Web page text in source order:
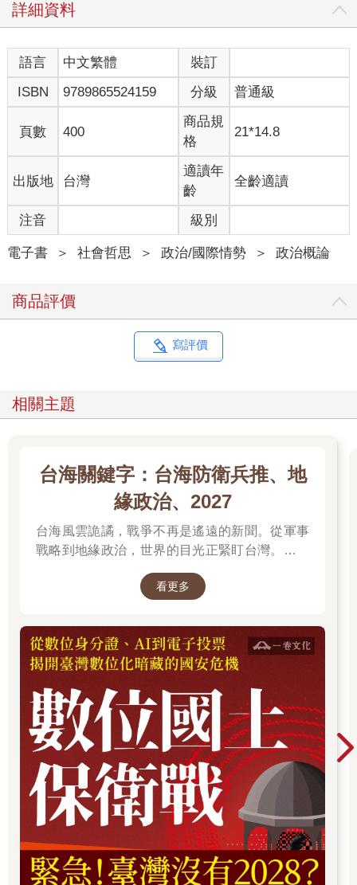
詳細資料
語言 中文繁體
裝訂
ISBN
9789865524159 分級 普通級
頁數 400
商品規
格
21*14.8
出版地 台灣
適讀年
齡
全齡適讀
注音 級別
電子書 ＞ 社會哲思 ＞ 政治/國際情勢 ＞ 政治概論
商品評價
寫評價
相關主題
台海關鍵字：台海防衛兵推、地
緣政治、2027
台海風雲詭譎，戰爭不再是遙遠的新聞。從軍事
戰略到地緣政治，世界的目光正緊盯台灣。我們
看更多